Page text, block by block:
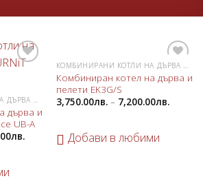
КОМБИНИРАНИ КОТЛИ НА ДЪРВА И ПЕЛЕТИ
дърва и
UB-A
лв.
Добави
в
КОМБИНИРАНИ КОТЛИ НА ДЪРВА И ПЕЛЕТИ
Комбиниран котел на дърва и
пелети EK3G/S
3,750.00лв.– 7,200.00лв.
Добави в любими